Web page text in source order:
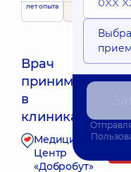
лет опыта рейтингна
Врач
принимает
в
клиниках:
Медицинский
Центр
«Добробут»